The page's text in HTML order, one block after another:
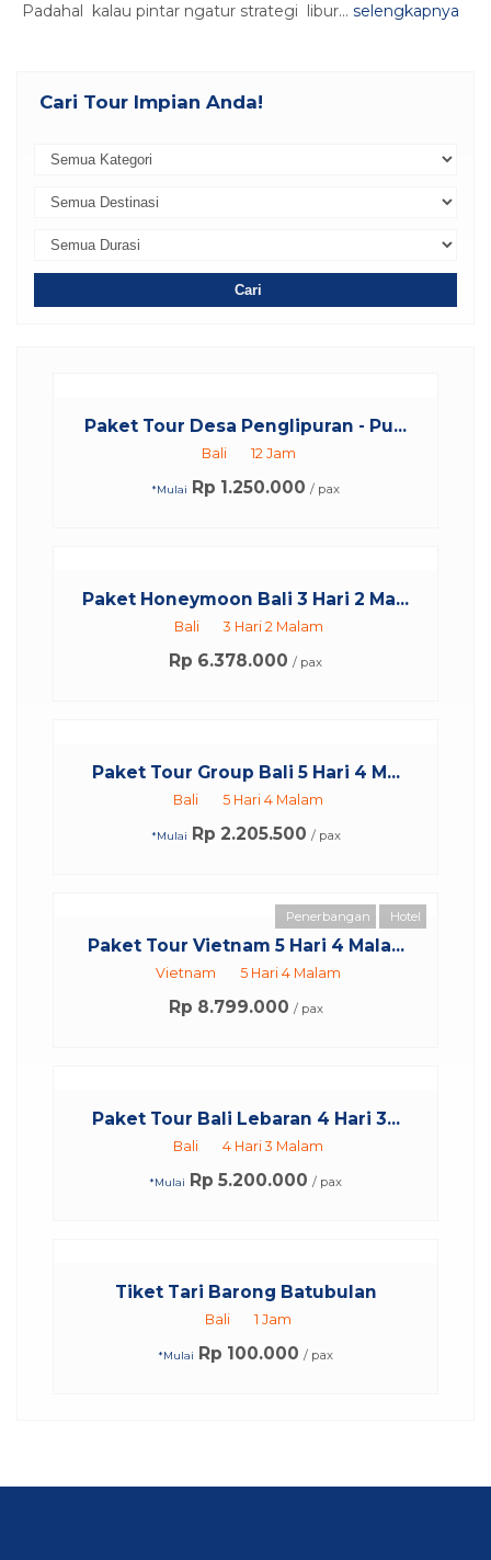
Padahal kalau pintar ngatur strategi libur... selengkapnya
Cari Tour Impian Anda!
Cari
Paket Tour Desa Penglipuran - Pu...
Bali 12 Jam
*Mulai Rp 1.250.000 / pax
Paket Honeymoon Bali 3 Hari 2 Ma...
Bali 3 Hari 2 Malam
Rp 6.378.000 / pax
Paket Tour Group Bali 5 Hari 4 M...
Bali 5 Hari 4 Malam
*Mulai Rp 2.205.500 / pax
Paket Tour Vietnam 5 Hari 4 Mala...
Vietnam 5 Hari 4 Malam
Rp 8.799.000 / pax
Penerbangan Hotel
Paket Tour Bali Lebaran 4 Hari 3...
Bali 4 Hari 3 Malam
*Mulai Rp 5.200.000 / pax
Tiket Tari Barong Batubulan
Bali 1 Jam
*Mulai Rp 100.000 / pax